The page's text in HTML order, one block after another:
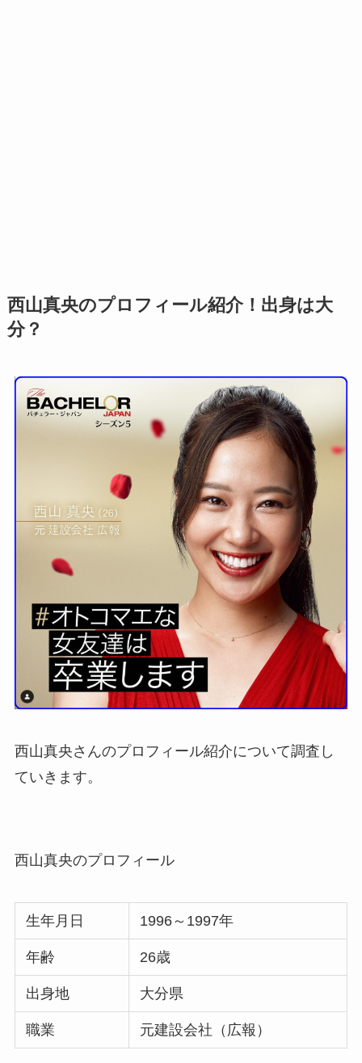
西山真央のプロフィール紹介！出身は大
分？
西山真央さんのプロフィール紹介について調査し
ていきます。
西山真央のプロフィール
生年月日 1996～1997年
年齢 26歳
出身地 大分県
職業 元建設会社（広報）